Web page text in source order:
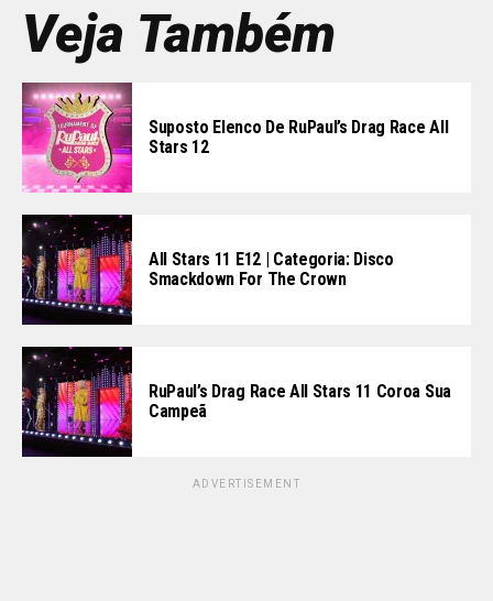
Veja Também
Suposto Elenco De RuPaul’s Drag Race All
Stars 12
All Stars 11 E12 | Categoria: Disco
Smackdown For The Crown
RuPaul’s Drag Race All Stars 11 Coroa Sua
Campeã
ADVERTISEMENT